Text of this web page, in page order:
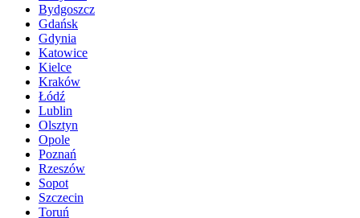
Bydgoszcz
Gdańsk
Gdynia
Katowice
Kielce
Kraków
Łódź
Lublin
Olsztyn
Opole
Poznań
Rzeszów
Sopot
Szczecin
Toruń